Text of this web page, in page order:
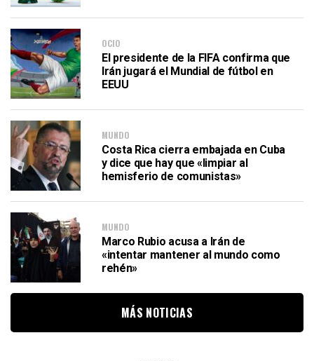
OCIO
El presidente de la FIFA confirma que
Irán jugará el Mundial de fútbol en
EEUU
MUNDO
Costa Rica cierra embajada en Cuba
y dice que hay que «limpiar al
hemisferio de comunistas»
MUNDO
Marco Rubio acusa a Irán de
«intentar mantener al mundo como
rehén»
MÁS NOTICIAS